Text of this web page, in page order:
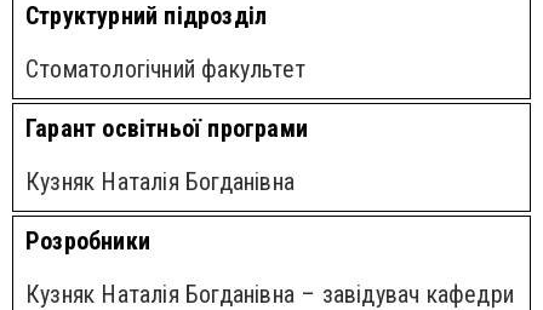
Структурний підрозділ
Стоматологічний факультет
Гарант освітньої програми
Кузняк Наталія Богданівна
Розробники
Кузняк Наталія Богданівна – завідувач кафедри